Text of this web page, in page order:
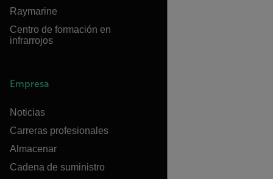
Raymarine
Centro de formación en
infrarrojos
Empresa
Noticias
Carreras profesionales
Almacenar
Cadena de suministro